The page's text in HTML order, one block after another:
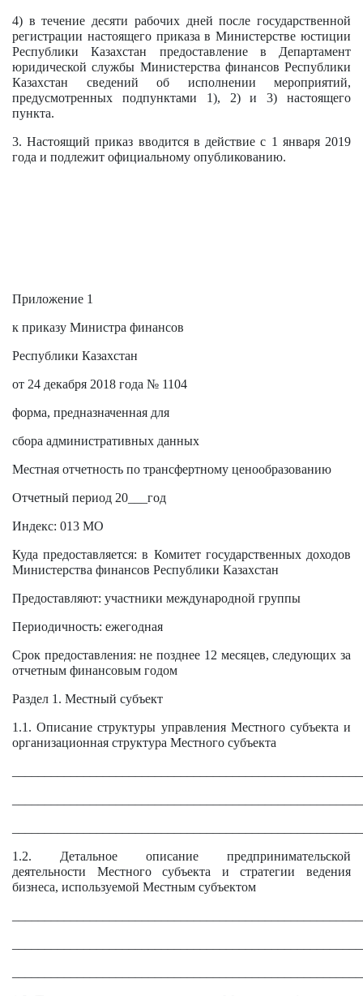
4) в течение десяти рабочих дней после государственной
регистрации настоящего приказа в Министерстве юстиции
Республики Казахстан предоставление в Департамент
юридической службы Министерства финансов Республики
Казахстан сведений об исполнении мероприятий,
предусмотренных подпунктами 1), 2) и 3) настоящего
пункта.
3. Настоящий приказ вводится в действие с 1 января 2019
года и подлежит официальному опубликованию.
Приложение 1
к приказу Министра финансов
Республики Казахстан
от 24 декабря 2018 года № 1104
форма, предназначенная для
сбора административных данных
Местная отчетность по трансфертному ценообразованию
Отчетный период 20___год
Индекс: 013 МО
Куда предоставляется: в Комитет государственных доходов
Министерства финансов Республики Казахстан
Предоставляют: участники международной группы
Периодичность: ежегодная
Срок предоставления: не позднее 12 месяцев, следующих за
отчетным финансовым годом
Раздел 1. Местный субъект
1.1. Описание структуры управления Местного субъекта и
организационная структура Местного субъекта
1.2. Детальное описание предпринимательской
деятельности Местного субъекта и стратегии ведения
бизнеса, используемой Местным субъектом